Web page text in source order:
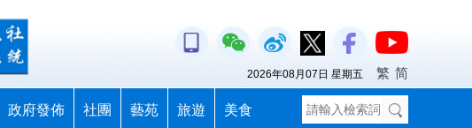
政府發佈 社團 藝苑 旅遊 美食
2026年08月07日 星期五 繁 简